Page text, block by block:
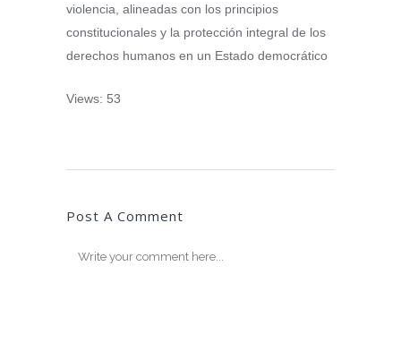
violencia, alineadas con los principios
constitucionales y la protección integral de los
derechos humanos en un Estado democrático
Views: 53
Post A Comment